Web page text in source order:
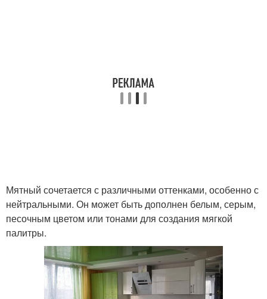
акцентами
бирюзовыми акцентами
Акценты в виде
Мятный сочетается с различными оттенками, особенно с
нейтральными. Он может быть дополнен белым, серым,
песочным цветом или тонами для создания мягкой
палитры.